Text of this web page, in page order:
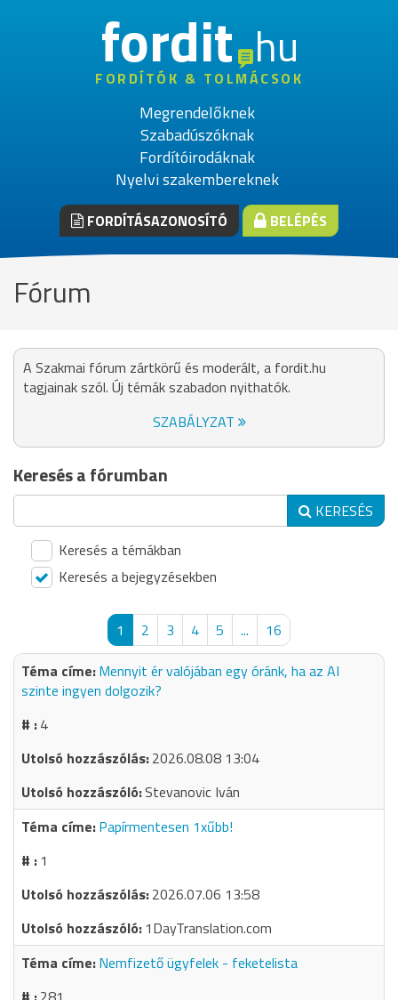
fordithu
FORDÍTÓK & TOLMÁCSOK
Megrendelőknek
Szabadúszóknak
Fordítóirodáknak
Nyelvi szakembereknek
FORDÍTÁSAZONOSÍTÓ BELÉPÉS
Fórum
A Szakmai fórum zártkörű és moderált, a fordit.hu
tagjainak szól. Új témák szabadon nyithatók.
SZABÁLYZAT
Keresés a fórumban
KERESÉS
Keresés a témákban
Keresés a bejegyzésekben
1 2 3 4 5 ...
16
Mennyit ér valójában egy óránk, ha az AI
szinte ingyen dolgozik?
4
2026.08.08 13:04
Stevanovic Iván
Papírmentesen 1xűbb!
1
2026.07.06 13:58
1DayTranslation.com
Nemfizető ügyfelek - feketelista